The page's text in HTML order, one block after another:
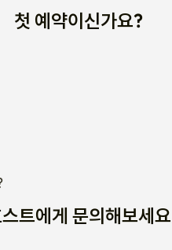
첫 예약이신가요?
트에게 문의해보세요